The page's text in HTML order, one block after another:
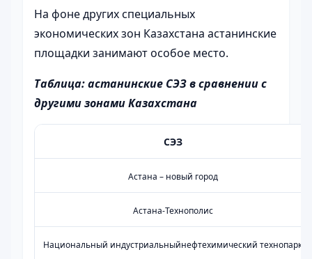
На фоне других специальных
экономических зон Казахстана астанинские
площадки занимают особое место.
Таблица: астанинские СЭЗ в сравнении с
другими зонами Казахстана
СЭЗ
Астана – новый город
Астана-Технополис
Национальный индустриальныйнефтехимический технопарк